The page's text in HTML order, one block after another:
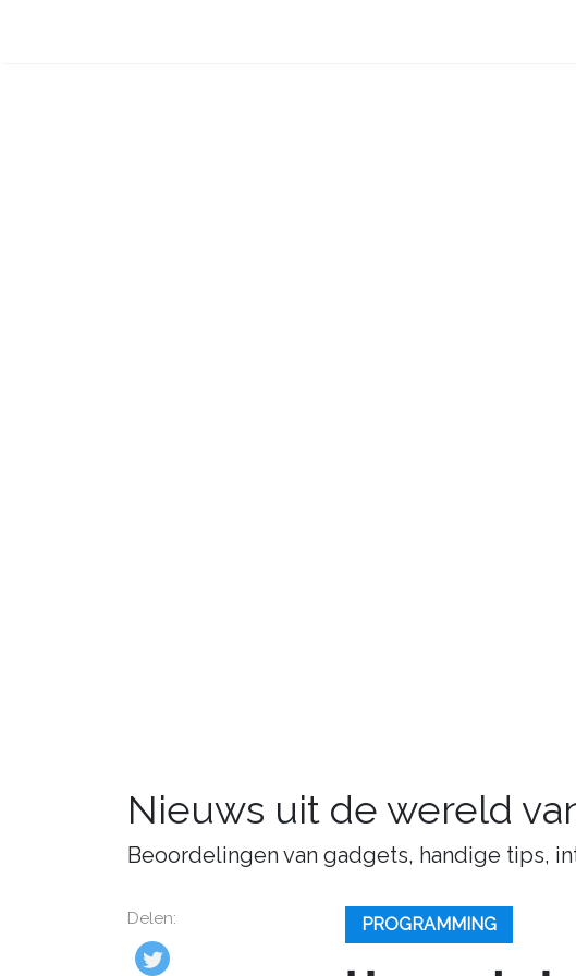
Nieuws uit de wereld
Beoordelingen van gadgets, handige tips,
Delen: PROGRAMMING